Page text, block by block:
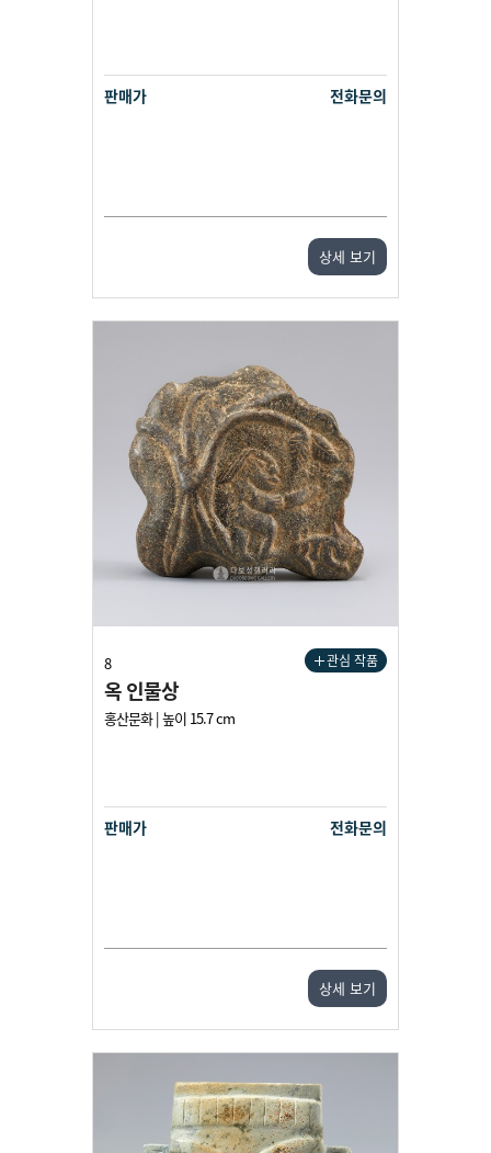
판매가 전화문의
상세 보기
관심 작품
8
옥 인물상
홍산문화 | 높이 15.7 cm
판매가 전화문의
상세 보기